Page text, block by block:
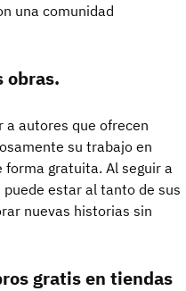
una comunidad
obras.
a autores que ofrecen
su trabajo en
gratuita. Al seguir a
estar al tanto de sus
nuevas historias sin
gratis en tiendas